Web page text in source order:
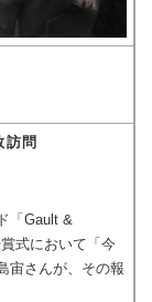
訪問
「Gault &
式において「今
宙さんが、その報